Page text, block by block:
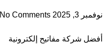
نوفمبر 3, 2025 No Comments
أفضل شركة مفاتيح إلكترونية